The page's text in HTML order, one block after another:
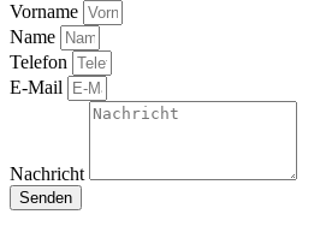
Vorname
Name
Telefon
E-Mail
Nachricht
Senden